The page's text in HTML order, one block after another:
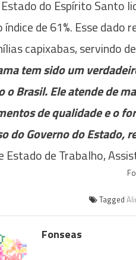
Estado do Espírito Santo
índice de 61%. Esse
capixabas, servindo
tem sido um
o Brasil. Ele atende de
de qualidade e o
do Governo do Estado,
Estado de Trabalho,
Tagged
Fonseas